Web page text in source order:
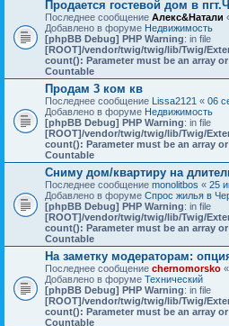
Продается гостевой дом в
Последнее сообщение Алекс&Натали
Добавлено в форуме Недвижимость
[phpBB Debug] PHP Warning: in file
[ROOT]/vendor/twig/twig/lib/Twig/
count(): Parameter must be an array
Countable
Продам 3 ком кв
Последнее сообщение Lissa2121 « 06
Добавлено в форуме Недвижимость
[phpBB Debug] PHP Warning: in file
[ROOT]/vendor/twig/twig/lib/Twig/
count(): Parameter must be an array
Countable
Сниму дом/квартиру на
Последнее сообщение monolitbos « 25
Добавлено в форуме Спрос жилья в
[phpBB Debug] PHP Warning: in file
[ROOT]/vendor/twig/twig/lib/Twig/
count(): Parameter must be an array
Countable
На заметку модераторам:
Последнее сообщение chernomorsko «
Добавлено в форуме Технический
[phpBB Debug] PHP Warning: in file
[ROOT]/vendor/twig/twig/lib/Twig/
count(): Parameter must be an array
Countable